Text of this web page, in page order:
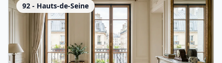
92 - Hauts-de-Seine